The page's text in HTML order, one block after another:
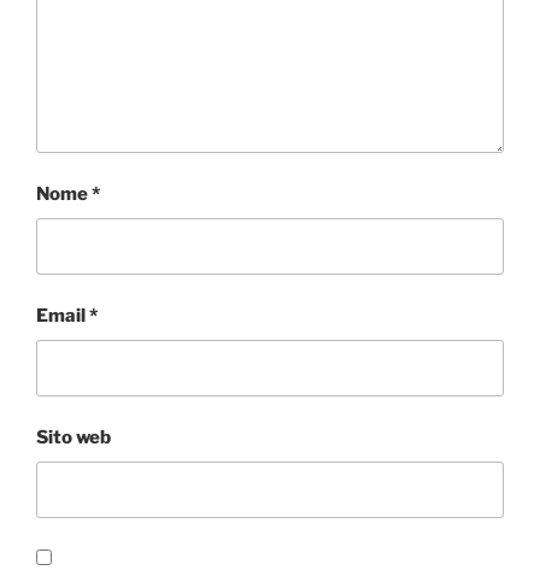
Nome*
Email*
Sito web